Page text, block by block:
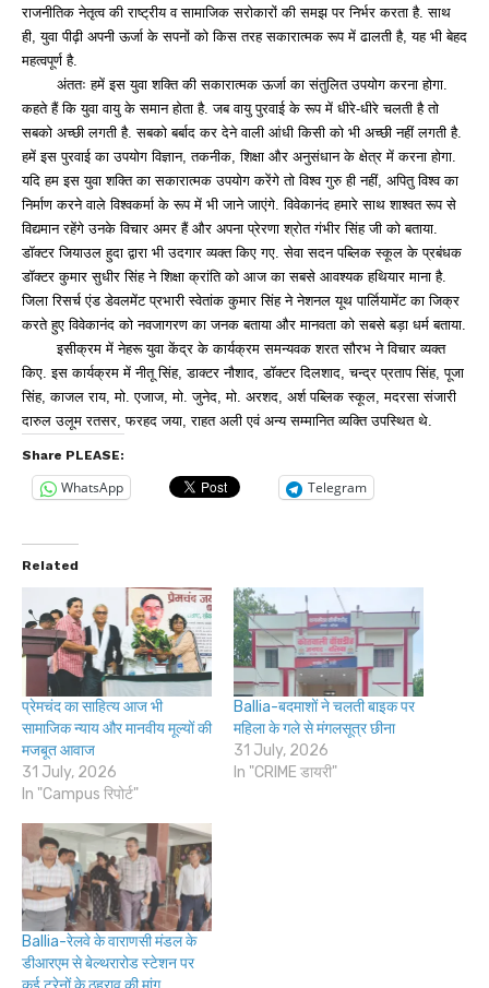
राजनीतिक नेतृत्व की राष्ट्रीय व सामाजिक सरोकारों की समझ पर निर्भर करता है. साथ
ही, युवा पीढ़ी अपनी ऊर्जा के सपनों को किस तरह सकारात्मक रूप में ढालती है, यह भी बेहद
महत्वपूर्ण है.
अंततः हमें इस युवा शक्ति की सकारात्मक ऊर्जा का संतुलित उपयोग करना होगा.
कहते हैं कि युवा वायु के समान होता है. जब वायु पुरवाई के रूप में धीरे-धीरे चलती है तो
सबको अच्छी लगती है. सबको बर्बाद कर देने वाली आंधी किसी को भी अच्छी नहीं लगती है.
हमें इस पुरवाई का उपयोग विज्ञान, तकनीक, शिक्षा और अनुसंधान के क्षेत्र में करना होगा.
यदि हम इस युवा शक्ति का सकारात्मक उपयोग करेंगे तो विश्व गुरु ही नहीं, अपितु विश्व का
निर्माण करने वाले विश्वकर्मा के रूप में भी जाने जाएंगे. विवेकानंद हमारे साथ शाश्वत रूप से
विद्यमान रहेंगे उनके विचार अमर हैं और अपना प्रेरणा श्रोत गंभीर सिंह जी को बताया.
डॉक्टर जियाउल हुदा द्वारा भी उदगार व्यक्त किए गए. सेवा सदन पब्लिक स्कूल के प्रबंधक
डॉक्टर कुमार सुधीर सिंह ने शिक्षा क्रांति को आज का सबसे आवश्यक हथियार माना है.
जिला रिसर्च एंड डेवलमेंट प्रभारी स्वेतांक कुमार सिंह ने नेशनल यूथ पार्लियामेंट का जिक्र
करते हुए विवेकानंद को नवजागरण का जनक बताया और मानवता को सबसे बड़ा धर्म बताया.
इसीक्रम में नेहरू युवा केंद्र के कार्यक्रम समन्यवक शरत सौरभ ने विचार व्यक्त
किए. इस कार्यक्रम में नीतू सिंह, डाक्टर नौशाद, डॉक्टर दिलशाद, चन्द्र प्रताप सिंह, पूजा
सिंह, काजल राय, मो. एजाज, मो. जुनेद, मो. अरशद, अर्श पब्लिक स्कूल, मदरसा संजारी
दारुल उलूम रतसर, फरहद जया, राहत अली एवं अन्य सम्मानित व्यक्ति उपस्थित थे.
Share PLEASE:
WhatsApp Telegram
Related
प्रेमचंद का साहित्य आज भी
सामाजिक न्याय और मानवीय मूल्यों की
मजबूत आवाज
31 July, 2026
In "Campus रिपोर्ट"
Ballia-बदमाशों ने चलती बाइक पर
महिला के गले से मंगलसूत्र छीना
31 July, 2026
In "CRIME डायरी"
Ballia-रेलवे के वाराणसी मंडल के
डीआरएम से बेल्थरारोड स्टेशन पर